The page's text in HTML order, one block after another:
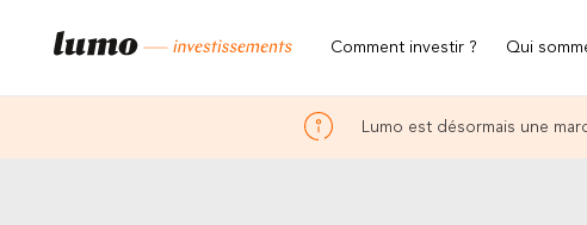
Comment investir ? Qui
Lumo est désormais une